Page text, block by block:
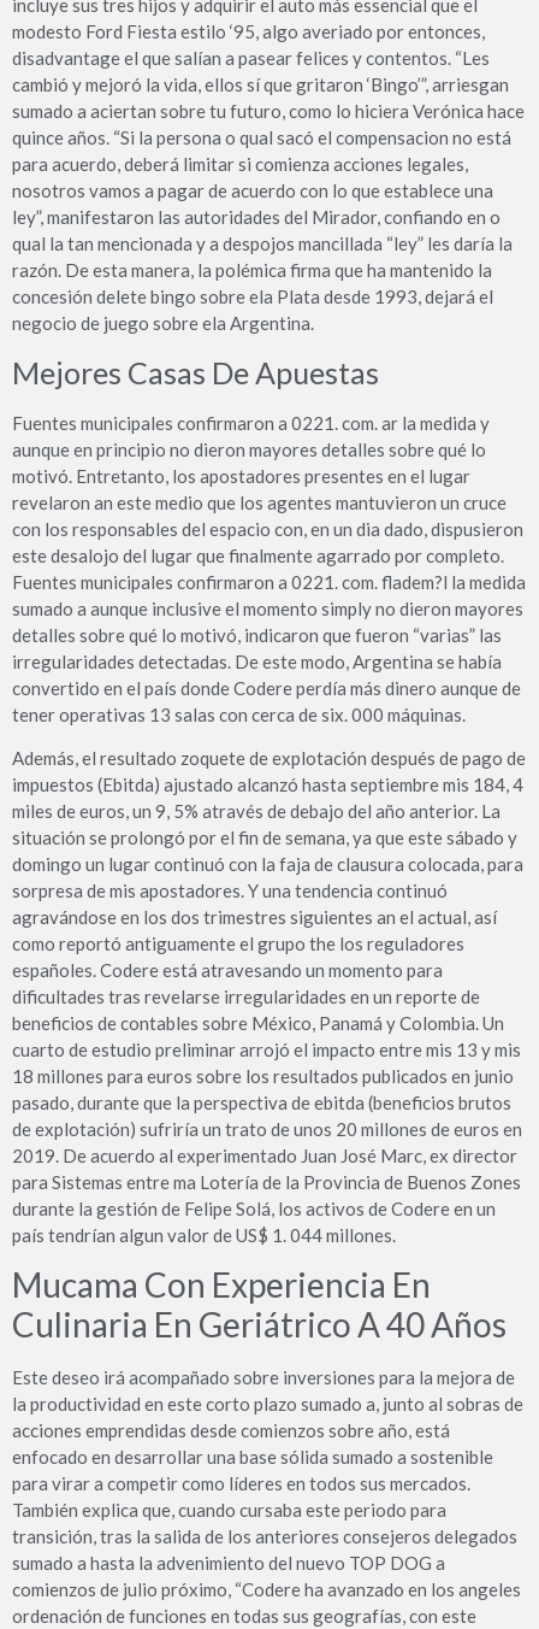
incluye sus tres hijos y adquirir el auto más essencial que el
modesto Ford Fiesta estilo ‘95, algo averiado por entonces,
disadvantage el que salían a pasear felices y contentos. “Les
cambió y mejoró la vida, ellos sí que gritaron ‘Bingo’”, arriesgan
sumado a aciertan sobre tu futuro, como lo hiciera Verónica hace
quince años. “Si la persona o qual sacó el compensacion no está
para acuerdo, deberá limitar si comienza acciones legales,
nosotros vamos a pagar de acuerdo con lo que establece una
ley”, manifestaron las autoridades del Mirador, confiando en o
qual la tan mencionada y a despojos mancillada “ley” les daría la
razón. De esta manera, la polémica firma que ha mantenido la
concesión delete bingo sobre ela Plata desde 1993, dejará el
negocio de juego sobre ela Argentina.
Mejores Casas De Apuestas
Fuentes municipales confirmaron a 0221. com. ar la medida y
aunque en principio no dieron mayores detalles sobre qué lo
motivó. Entretanto, los apostadores presentes en el lugar
revelaron an este medio que los agentes mantuvieron un cruce
con los responsables del espacio con, en un dia dado, dispusieron
este desalojo del lugar que finalmente agarrado por completo.
Fuentes municipales confirmaron a 0221. com. fladem?l la medida
sumado a aunque inclusive el momento simply no dieron mayores
detalles sobre qué lo motivó, indicaron que fueron “varias” las
irregularidades detectadas. De este modo, Argentina se había
convertido en el país donde Codere perdía más dinero aunque de
tener operativas 13 salas con cerca de six. 000 máquinas.
Además, el resultado zoquete de explotación después de pago de
impuestos (Ebitda) ajustado alcanzó hasta septiembre mis 184, 4
miles de euros, un 9, 5% através de debajo del año anterior. La
situación se prolongó por el fin de semana, ya que este sábado y
domingo un lugar continuó con la faja de clausura colocada, para
sorpresa de mis apostadores. Y una tendencia continuó
agravándose en los dos trimestres siguientes an el actual, así
como reportó antiguamente el grupo the los reguladores
españoles. Codere está atravesando un momento para
dificultades tras revelarse irregularidades en un reporte de
beneficios de contables sobre México, Panamá y Colombia. Un
cuarto de estudio preliminar arrojó el impacto entre mis 13 y mis
18 millones para euros sobre los resultados publicados en junio
pasado, durante que la perspectiva de ebitda (beneficios brutos
de explotación) sufriría un trato de unos 20 millones de euros en
2019. De acuerdo al experimentado Juan José Marc, ex director
para Sistemas entre ma Lotería de la Provincia de Buenos Zones
durante la gestión de Felipe Solá, los activos de Codere en un
país tendrían algun valor de US$ 1. 044 millones.
Mucama Con Experiencia En
Culinaria En Geriátrico A 40 Años
Este deseo irá acompañado sobre inversiones para la mejora de
la productividad en este corto plazo sumado a, junto al sobras de
acciones emprendidas desde comienzos sobre año, está
enfocado en desarrollar una base sólida sumado a sostenible
para virar a competir como líderes en todos sus mercados.
También explica que, cuando cursaba este periodo para
transición, tras la salida de los anteriores consejeros delegados
sumado a hasta la advenimiento del nuevo TOP DOG a
comienzos de julio próximo, “Codere ha avanzado en los angeles
ordenación de funciones en todas sus geografías, con este